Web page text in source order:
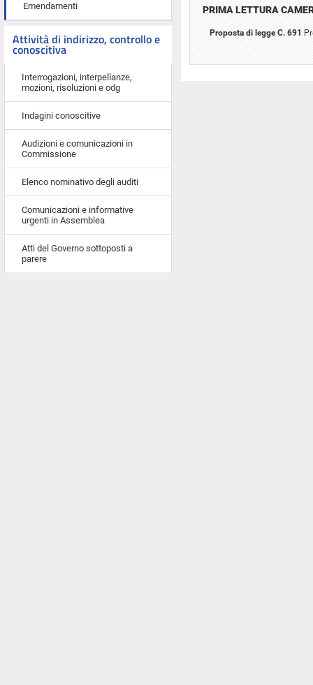
Emendamenti
Attività di indirizzo, controllo e
conoscitiva
Interrogazioni, interpellanze,
mozioni, risoluzioni e odg
Indagini conoscitive
Audizioni e comunicazioni in
Commissione
Elenco nominativo degli auditi
Comunicazioni e informative
urgenti in Assemblea
Atti del Governo sottoposti a
parere
PRIMA LETTURA
Proposta di legge C. 691